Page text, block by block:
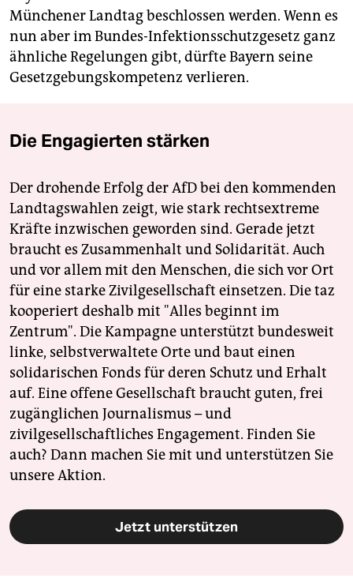
Münchener Landtag beschlossen werden. Wenn es
nun aber im Bundes-Infektionsschutzgesetz ganz
ähnliche Regelungen gibt, dürfte Bayern seine
Gesetzgebungskompetenz verlieren.
Die Engagierten stärken
Der drohende Erfolg der AfD bei den kommenden
Landtagswahlen zeigt, wie stark rechtsextreme
Kräfte inzwischen geworden sind. Gerade jetzt
braucht es Zusammenhalt und Solidarität. Auch
und vor allem mit den Menschen, die sich vor Ort
für eine starke Zivilgesellschaft einsetzen. Die taz
kooperiert deshalb mit "Alles beginnt im
Zentrum". Die Kampagne unterstützt bundesweit
linke, selbstverwaltete Orte und baut einen
solidarischen Fonds für deren Schutz und Erhalt
auf. Eine offene Gesellschaft braucht guten, frei
zugänglichen Journalismus – und
zivilgesellschaftliches Engagement. Finden Sie
auch? Dann machen Sie mit und unterstützen Sie
unsere Aktion.
Jetzt unterstützen